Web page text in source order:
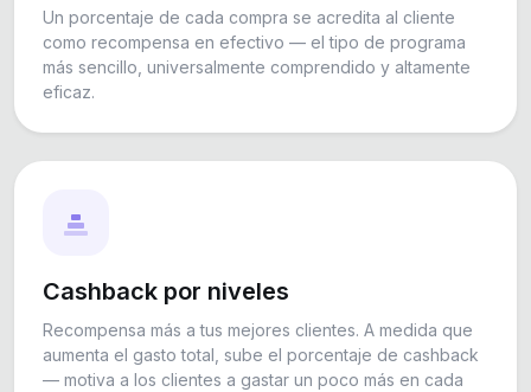
Un porcentaje de cada compra se acredita al cliente
como recompensa en efectivo — el tipo de programa
más sencillo, universalmente comprendido y altamente
eficaz.
Cashback por niveles
Recompensa más a tus mejores clientes. A medida que
aumenta el gasto total, sube el porcentaje de cashback
— motiva a los clientes a gastar un poco más en cada